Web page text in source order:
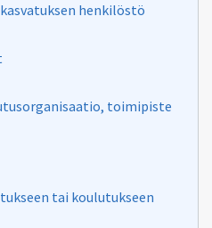
henkilöstö
toimipiste
tai koulutukseen